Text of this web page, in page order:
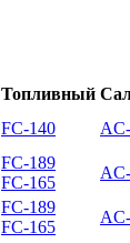
Топливный
FC-140
FC-189
FC-165
FC-189
FC-165